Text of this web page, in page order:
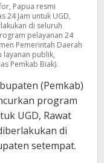
Papua resmi
24 Jam untuk UGD,
di seluruh
pelayanan 24
Pemerintah Daerah
layanan publik,
Pemkab Biak).
(Pemkab)
program
UGD, Rawat
di
setempat.